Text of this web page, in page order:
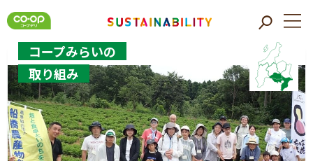
コープみらいの
取り組み